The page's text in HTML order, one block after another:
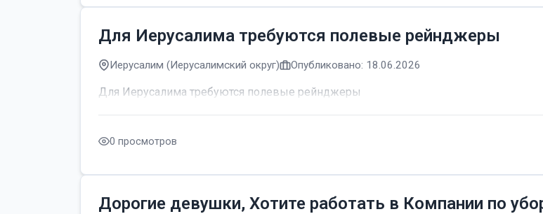
Для Иерусалима требуются полевые рейнджеры
Иерусалим (Иерусалимский округ) Опубликовано: 18.06.2026
Для Иерусалима требуются полевые рейнджеры
0 просмотров
Дорогие девушки, Хотите работать в Компании по